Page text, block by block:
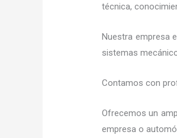
técnica,
Nuestra empresa
sistemas
Contamos con
Ofrecemos un
empresa o